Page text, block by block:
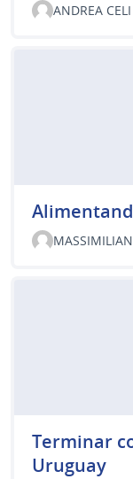
ANDREA
Terminar
Uruguay